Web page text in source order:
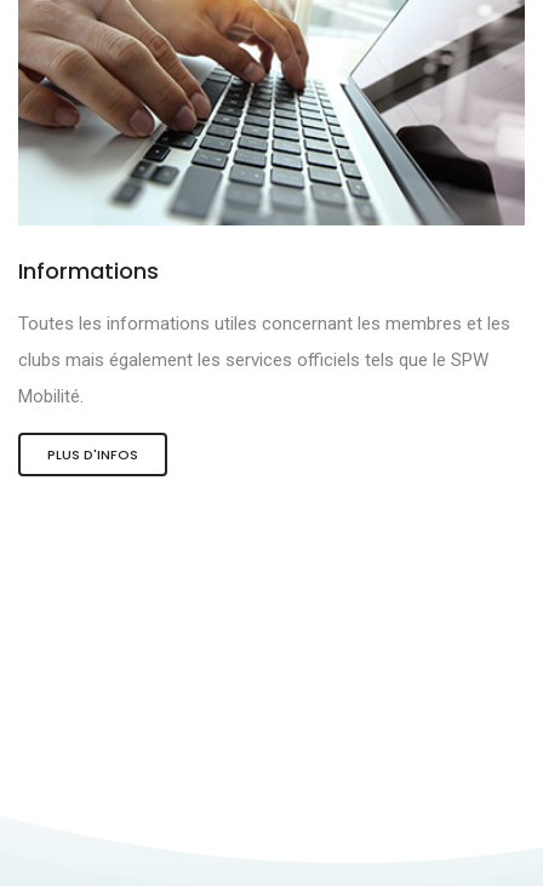
Informations
Toutes les informations utiles concernant les membres et les
clubs mais également les services officiels tels que le SPW
Mobilité.
PLUS D'INFOS